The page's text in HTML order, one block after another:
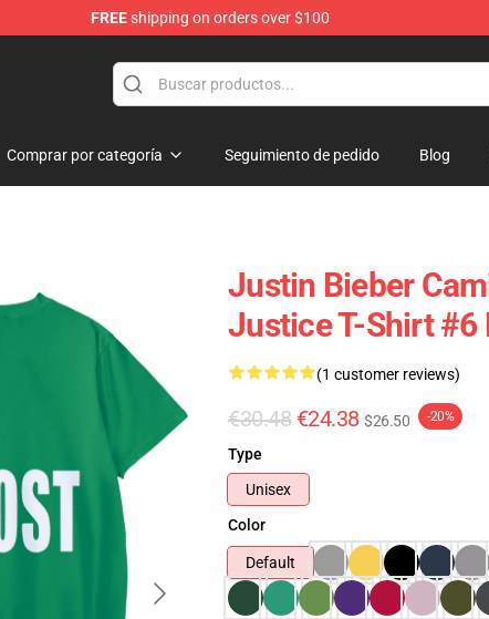
FREEshipping on orders over $100
Comprar por categoría Seguimiento de pedido Blog
Justin Bieber
Justice T-Shirt #6
(1 customer reviews)
€30.48 €24.38 $26.50 -20%
Type
Unisex
Color
Default